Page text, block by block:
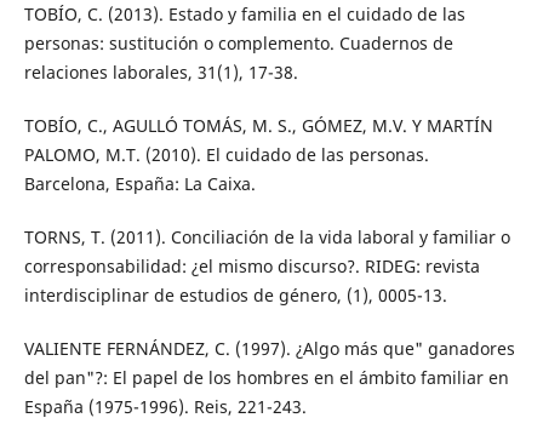
TOBÍO, C. (2013). Estado y familia en el cuidado de las
personas: sustitución o complemento. Cuadernos de
relaciones laborales, 31(1), 17-38.
TOBÍO, C., AGULLÓ TOMÁS, M. S., GÓMEZ, M.V. Y MARTÍN
PALOMO, M.T. (2010). El cuidado de las personas.
Barcelona, España: La Caixa.
TORNS, T. (2011). Conciliación de la vida laboral y familiar o
corresponsabilidad: ¿el mismo discurso?. RIDEG: revista
interdisciplinar de estudios de género, (1), 0005-13.
VALIENTE FERNÁNDEZ, C. (1997). ¿Algo más que" ganadores
del pan"?: El papel de los hombres en el ámbito familiar en
España (1975-1996). Reis, 221-243.